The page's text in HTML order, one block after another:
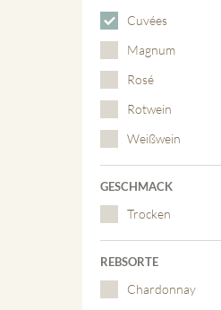
Cuvées
Magnum
Rosé
Rotwein
Weißwein
GESCHMACK
Trocken
REBSORTE
Chardonnay